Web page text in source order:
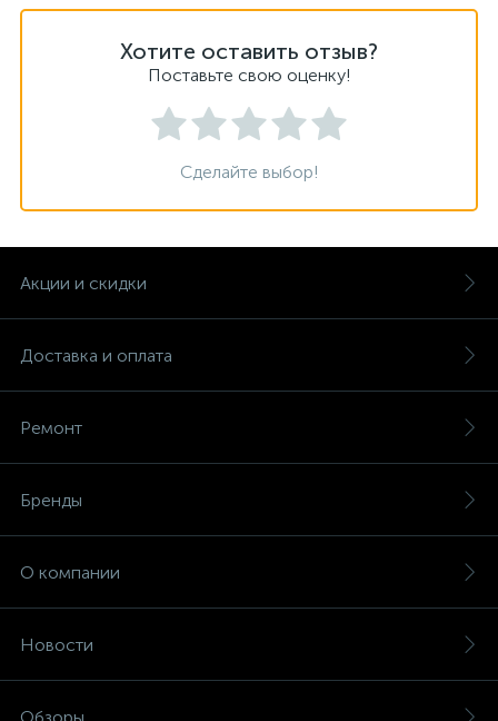
Хотите оставить отзыв?
Поставьте свою оценку!
Сделайте выбор!
Акции и скидки
Доставка и оплата
Ремонт
Бренды
О компании
Новости